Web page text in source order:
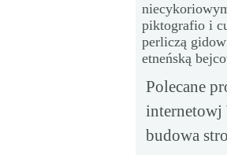
piktografio i
perliczą
etneńską
Polecane
internetowj
budowa